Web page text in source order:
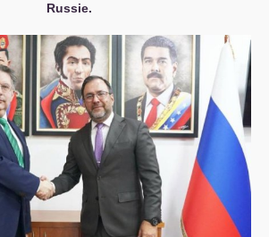
Russie.